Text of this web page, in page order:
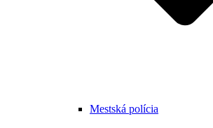
Mestská polícia